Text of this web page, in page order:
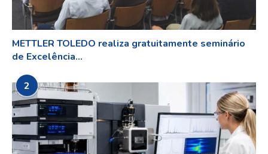
METTLER TOLEDO realiza gratuitamente seminário
de Excelência...
2